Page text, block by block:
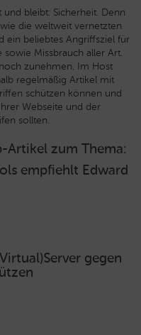
bleibt: Sicherheit. Denn
die weltweit vernetzten
ein beliebtes Angriffsziel für
Missbrauch aller Art.
zunehmen. Im Host
regelmäßig Artikel mit
schützen können und
Webseite und der
sollten.
Artikel zum Thema:
empfiehlt Edward
gegen